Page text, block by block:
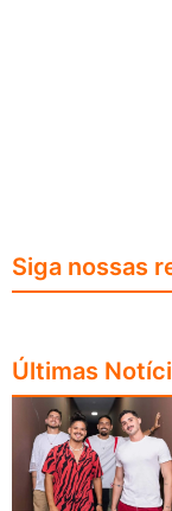
Siga nossas
Últimas